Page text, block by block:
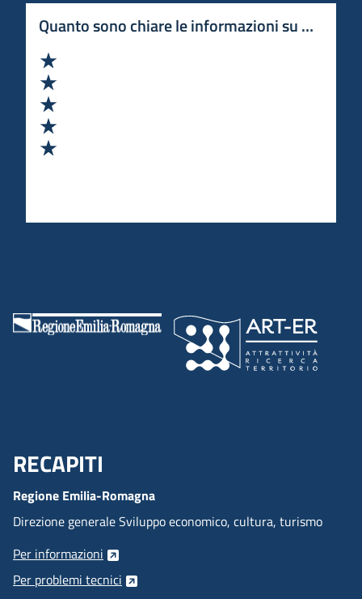
Quanto sono chiare le informazioni su questa
Menu Footer
RECAPITI
Regione Emilia-Romagna
Direzione generale Sviluppo economico, cultura, turismo
Per informazioni
Per problemi tecnici